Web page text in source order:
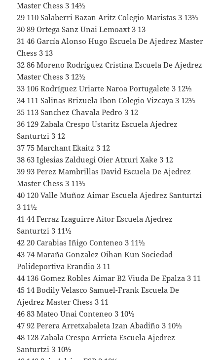
Master Chess 3 14½
29 110 Salaberri Bazan Aritz Colegio Maristas 3 13½
30 89 Ortega Sanz Unai Lemoaxt 3 13
31 46 García Alonso Hugo Escuela De Ajedrez Master
Chess 3 13
32 86 Moreno Rodríguez Cristina Escuela De Ajedrez
Master Chess 3 12½
33 106 Rodríguez Uriarte Naroa Portugalete 3 12½
34 111 Salinas Brizuela Ibon Colegio Vizcaya 3 12½
35 113 Sanchez Chavala Pedro 3 12
36 129 Zabala Crespo Ustaritz Escuela Ajedrez
Santurtzi 3 12
37 75 Marchant Ekaitz 3 12
38 63 Iglesias Zalduegi Oier Atxuri Xake 3 12
39 93 Perez Mambrillas David Escuela De Ajedrez
Master Chess 3 11½
40 120 Valle Muñoz Aimar Escuela Ajedrez Santurtzi
3 11½
41 44 Ferraz Izaguirre Aitor Escuela Ajedrez
Santurtzi 3 11½
42 20 Carabias Iñigo Conteneo 3 11½
43 74 Maraña Gonzalez Oihan Kun Sociedad
Polideportiva Erandio 3 11
44 136 Gomez Robles Aimar B2 Viuda De Epalza 3 11
45 14 Bodily Velasco Samuel-Frank Escuela De
Ajedrez Master Chess 3 11
46 83 Mateo Unai Conteneo 3 10½
47 92 Perera Arretxabaleta Izan Abadiño 3 10½
48 128 Zabala Crespo Arrieta Escuela Ajedrez
Santurtzi 3 10½